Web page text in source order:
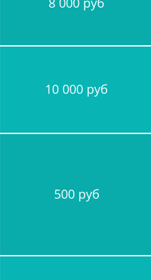
10 000 руб
500 руб